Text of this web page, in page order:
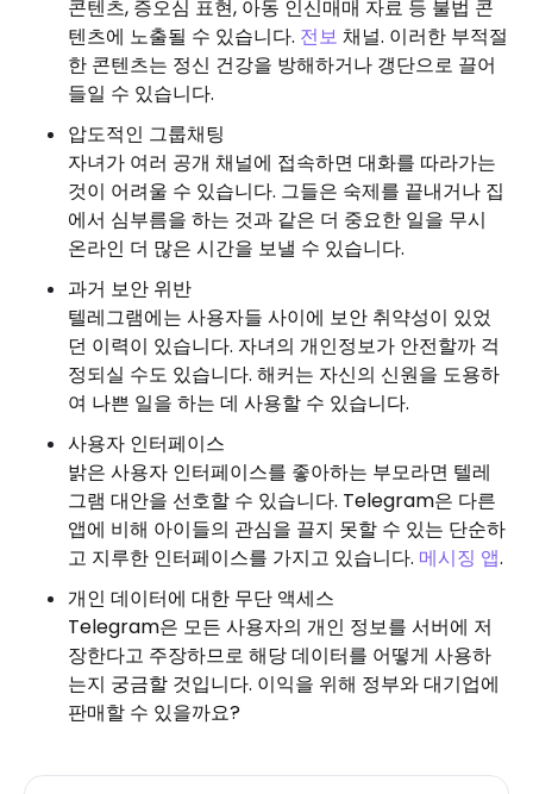
콘텐츠, 증오심 표현, 아동 인신매매 자료 등 불법 콘
텐츠에 노출될 수 있습니다. 전보 채널. 이러한 부적절
한 콘텐츠는 정신 건강을 방해하거나 갱단으로 끌어
들일 수 있습니다.
압도적인 그룹채팅
자녀가 여러 공개 채널에 접속하면 대화를 따라가는
것이 어려울 수 있습니다. 그들은 숙제를 끝내거나 집
에서 심부름을 하는 것과 같은 더 중요한 일을 무시
온라인 더 많은 시간을 보낼 수 있습니다.
과거 보안 위반
텔레그램에는 사용자들 사이에 보안 취약성이 있었
던 이력이 있습니다. 자녀의 개인정보가 안전할까 걱
정되실 수도 있습니다. 해커는 자신의 신원을 도용하
여 나쁜 일을 하는 데 사용할 수 있습니다.
사용자 인터페이스
밝은 사용자 인터페이스를 좋아하는 부모라면 텔레
그램 대안을 선호할 수 있습니다. Telegram은 다른
앱에 비해 아이들의 관심을 끌지 못할 수 있는 단순하
고 지루한 인터페이스를 가지고 있습니다. 메시징 앱.
개인 데이터에 대한 무단 액세스
Telegram은 모든 사용자의 개인 정보를 서버에 저
장한다고 주장하므로 해당 데이터를 어떻게 사용하
는지 궁금할 것입니다. 이익을 위해 정부와 대기업에
판매할 수 있을까요?